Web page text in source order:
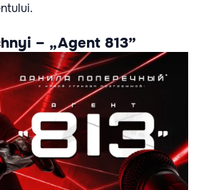
– „Agent 813”